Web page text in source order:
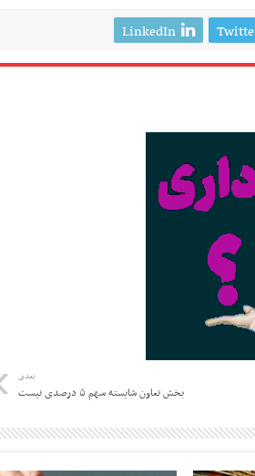
LinkedIn
بعدی
بخش تعاون شایسته سهم ۵ درصدی نیست